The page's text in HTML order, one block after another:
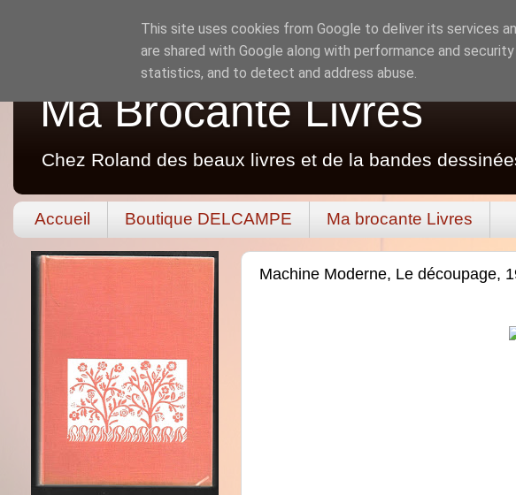
Ma Brocante Livres
Chez Roland des beaux livres et de la bandes
Accueil Boutique DELCAMPE Ma brocante Livres
Machine Moderne, Le découpage,
This site uses cookies from Google to deliver its services
are shared with Google along with performance and
statistics, and to detect and address abuse.